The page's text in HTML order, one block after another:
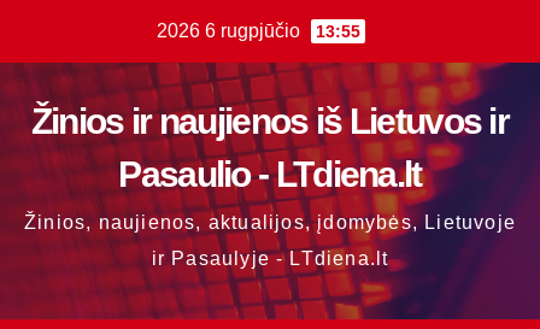
content
2026 6 rugpjūčio 13:55
Žinios ir naujienos iš Lietuvos ir
Pasaulio - LTdiena.lt
Žinios, naujienos, aktualijos, įdomybės, Lietuvoje
ir Pasaulyje - LTdiena.lt